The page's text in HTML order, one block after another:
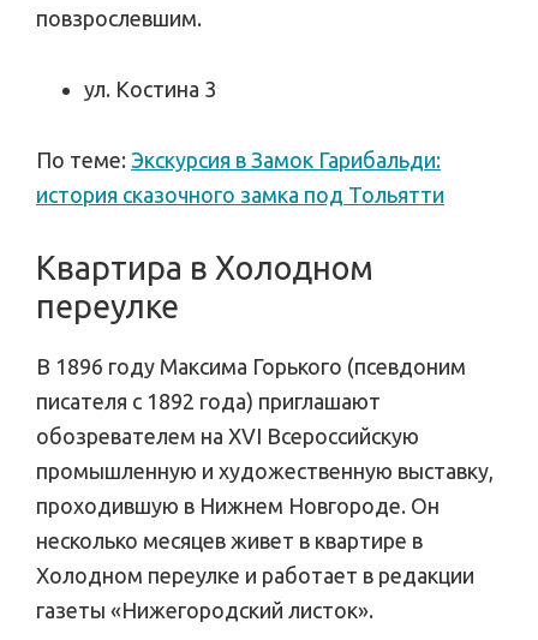
повзрослевшим.
ул. Костина 3
По теме: Экскурсия в Замок Гарибальди:
история сказочного замка под Тольятти
Квартира в Холодном
переулке
В 1896 году Максима Горького (псевдоним
писателя с 1892 года) приглашают
обозревателем на XVI Всероссийскую
промышленную и художественную выставку,
проходившую в Нижнем Новгороде. Он
несколько месяцев живет в квартире в
Холодном переулке и работает в редакции
газеты «Нижегородский листок».